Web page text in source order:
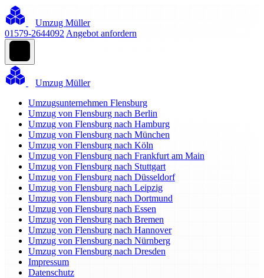
Umzug Müller
01579-2644092 Angebot anfordern
Umzug Müller
Umzugsunternehmen Flensburg
Umzug von Flensburg nach Berlin
Umzug von Flensburg nach Hamburg
Umzug von Flensburg nach München
Umzug von Flensburg nach Köln
Umzug von Flensburg nach Frankfurt am Main
Umzug von Flensburg nach Stuttgart
Umzug von Flensburg nach Düsseldorf
Umzug von Flensburg nach Leipzig
Umzug von Flensburg nach Dortmund
Umzug von Flensburg nach Essen
Umzug von Flensburg nach Bremen
Umzug von Flensburg nach Hannover
Umzug von Flensburg nach Nürnberg
Umzug von Flensburg nach Dresden
Impressum
Datenschutz